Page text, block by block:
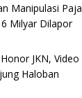
Manipulasi
Milyar Dilapor
JKN, Video
Haloban